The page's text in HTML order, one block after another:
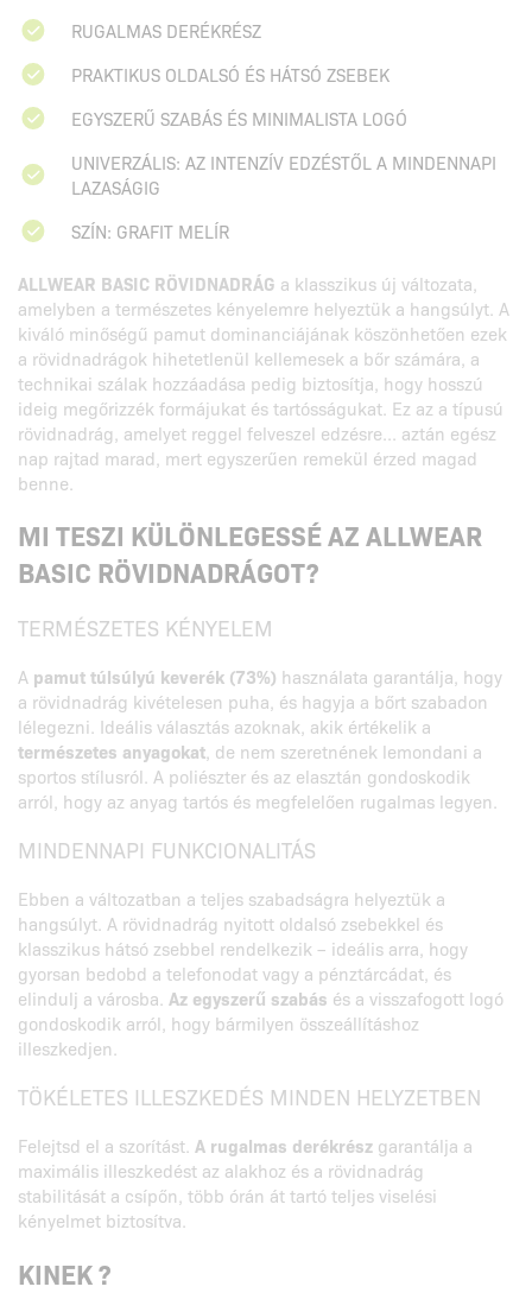
RUGALMAS DERÉKRÉSZ
PRAKTIKUS OLDALSÓ ÉS HÁTSÓ ZSEBEK
EGYSZERŰ SZABÁS ÉS MINIMALISTA LOGÓ
UNIVERZÁLIS: AZ INTENZÍV EDZÉSTŐL A MINDENNAPI
LAZASÁGIG
SZÍN: GRAFIT MELÍR
ALLWEAR BASIC RÖVIDNADRÁG a klasszikus új változata,
amelyben a természetes kényelemre helyeztük a hangsúlyt. A
kiváló minőségű pamut dominanciájának köszönhetően ezek
a rövidnadrágok hihetetlenül kellemesek a bőr számára, a
technikai szálak hozzáadása pedig biztosítja, hogy hosszú
ideig megőrizzék formájukat és tartósságukat. Ez az a típusú
rövidnadrág, amelyet reggel felveszel edzésre... aztán egész
nap rajtad marad, mert egyszerűen remekül érzed magad
benne.
MI TESZI KÜLÖNLEGESSÉ AZ ALLWEAR
BASIC RÖVIDNADRÁGOT?
TERMÉSZETES KÉNYELEM
A pamut túlsúlyú keverék (73%) használata garantálja, hogy
a rövidnadrág kivételesen puha, és hagyja a bőrt szabadon
lélegezni. Ideális választás azoknak, akik értékelik a
természetes anyagokat , de nem szeretnének lemondani a
sportos stílusról. A poliészter és az elasztán gondoskodik
arról, hogy az anyag tartós és megfelelően rugalmas legyen.
MINDENNAPI FUNKCIONALITÁS
Ebben a változatban a teljes szabadságra helyeztük a
hangsúlyt. A rövidnadrág nyitott oldalsó zsebekkel és
klasszikus hátsó zsebbel rendelkezik – ideális arra, hogy
gyorsan bedobd a telefonodat vagy a pénztárcádat, és
elindulj a városba. Az egyszerű szabás és a visszafogott logó
gondoskodik arról, hogy bármilyen összeállításhoz
illeszkedjen.
TÖKÉLETES ILLESZKEDÉS MINDEN HELYZETBEN
Felejtsd el a szorítást. A rugalmas derékrész garantálja a
maximális illeszkedést az alakhoz és a rövidnadrág
stabilitását a csípőn, több órán át tartó teljes viselési
kényelmet biztosítva.
KINEK ?